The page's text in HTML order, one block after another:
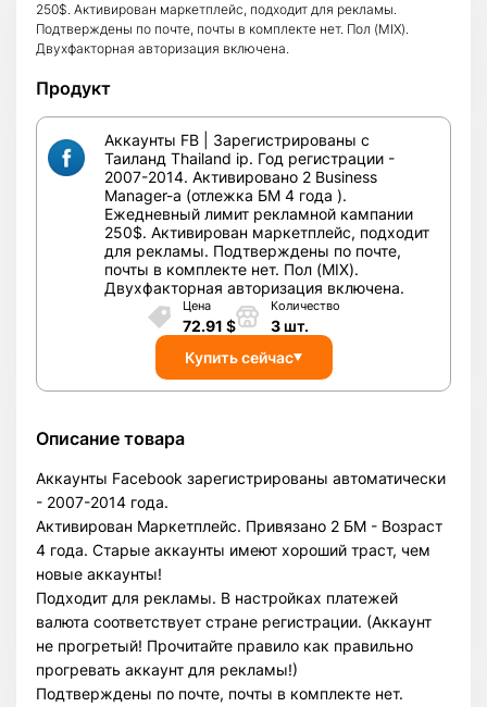
250$. Активирован маркетплейс, подходит для рекламы.
Подтверждены по почте, почты в комплекте нет. Пол (MIX).
Двухфакторная авторизация включена.
Продукт
Аккаунты FB | Зарегистрированы с
Таиланд Thailand ip. Год регистрации -
2007-2014. Активировано 2 Business
Manager-а (отлежка БМ 4 года ).
Ежедневный лимит рекламной кампании
250$. Активирован маркетплейс, подходит
для рекламы. Подтверждены по почте,
почты в комплекте нет. Пол (MIX).
Двухфакторная авторизация включена.
Цена
72.91 $
Количество
3 шт.
Купить сейчас
Описание товара
Аккаунты Facebook зарегистрированы автоматически
- 2007-2014 года.
Активирован Маркетплейс. Привязано 2 БМ - Возраст
4 года. Старые аккаунты имеют хороший траст, чем
новые аккаунты!
Подходит для рекламы. В настройках платежей
валюта соответствует стране регистрации. (Аккаунт
не прогретый! Прочитайте правило как правильно
прогревать аккаунт для рекламы!)
Подтверждены по почте, почты в комплекте нет.